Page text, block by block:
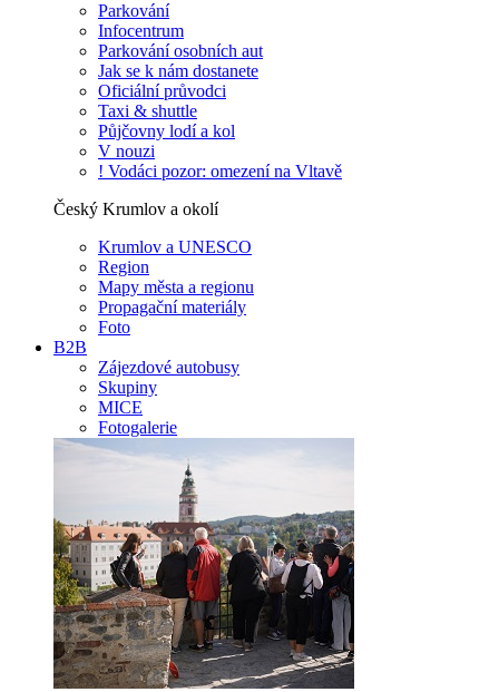
Parkování
Infocentrum
Parkování osobních aut
Jak se k nám dostanete
Oficiální průvodci
Taxi & shuttle
Půjčovny lodí a kol
V nouzi
! Vodáci pozor: omezení na Vltavě
Český Krumlov a okolí
Krumlov a UNESCO
Region
Mapy města a regionu
Propagační materiály
Foto
B2B
Zájezdové autobusy
Skupiny
MICE
Fotogalerie